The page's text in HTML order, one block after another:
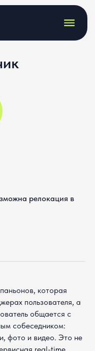
релокация в
которая
пользователя, а
общается с
собеседником:
фото и видео. Это не